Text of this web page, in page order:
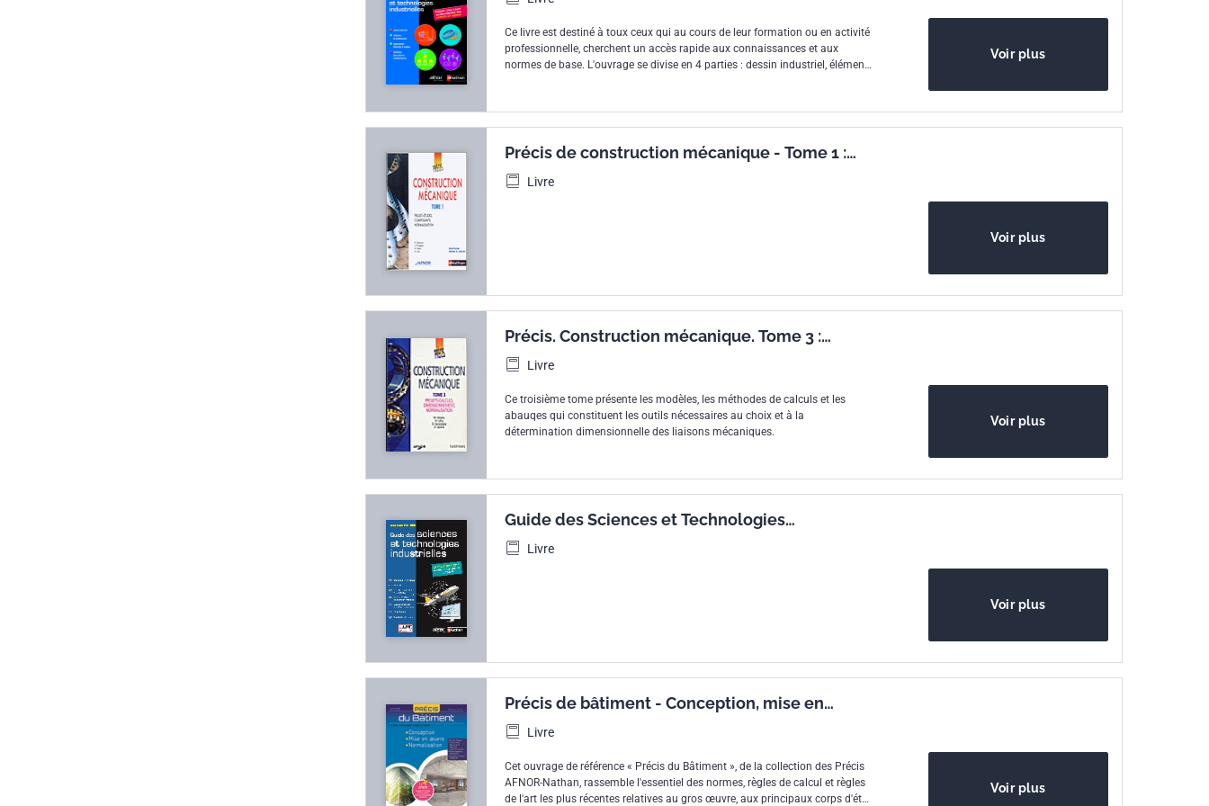
Ce livre est destiné à toux ceux qui au cours de leur formation ou en activité
professionnelle, cherchent un accès rapide aux connaissances et aux
normes de base. L'ouvrage se divise en 4 parties : dessin industriel, éléments
Voir plus
Précis de construction mécanique - Tome 1 :
Projets-études, Composants, Normalisation
Livre
Voir plus
Précis. Construction mécanique. Tome 3 :
projets-calculs, dimensionnement,
Livre
Ce troisième tome présente les modèles, les méthodes de calculs et les
abauqes qui constituent les outils nécessaires au choix et à la
détermination dimensionnelle des liaisons mécaniques.
Voir plus
Guide des Sciences et Technologies
Industrielles - Dessin industriel et graphes -
Livre
Voir plus
Précis de bâtiment - Conception, mise en
œuvre, normalisation
Livre
Cet ouvrage de référence « Précis du Bâtiment », de la collection des Précis
AFNOR-Nathan, rassemble l'essentiel des normes, règles de calcul et règles
de l'art les plus récentes relatives au gros œuvre, aux principaux corps d'état
Voir plus